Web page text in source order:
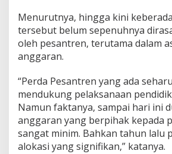
Menurutnya, hingga kini
tersebut belum sepenuhnya
oleh pesantren, terutama dalam
anggaran.
“Perda Pesantren yang ada
mendukung pelaksanaan
Namun faktanya, sampai hari ini
anggaran yang berpihak kepada
sangat minim. Bahkan tahun lalu
alokasi yang signifikan,” katanya.